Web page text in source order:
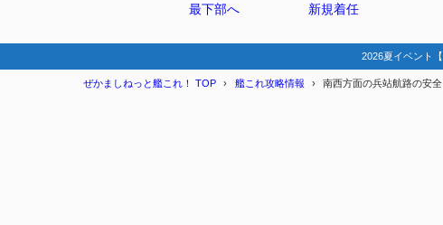
最下部へ
新規着任
2026夏イベント
ぜかましねっと艦これ！ TOP 艦これ攻略情報 南西方面の兵站航路の安
２－１
3 まとめ